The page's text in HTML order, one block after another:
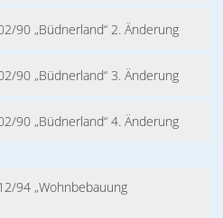
90 „Büdnerland“ 2. Änderung
90 „Büdnerland“ 3. Änderung
90 „Büdnerland“ 4. Änderung
94 „Wohnbebauung